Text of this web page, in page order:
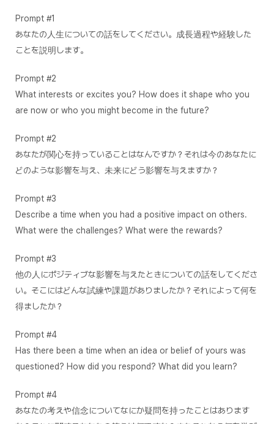
Prompt #1
あなたの人生についての話をしてください。成長過程や経験した
ことを説明します。
Prompt #2
What interests or excites you? How does it shape who you
are now or who you might become in the future?
Prompt #2
あなたが関心を持っていることはなんですか？それは今のあなたに
どのような影響を与え、未来にどう影響を与えますか？
Prompt #3
Describe a time when you had a positive impact on others.
What were the challenges? What were the rewards?
Prompt #3
他の人にポジティブな影響を与えたときについての話をしてくださ
い。そこにはどんな試練や課題がありましたか？それによって何を
得ましたか？
Prompt #4
Has there been a time when an idea or belief of yours was
questioned? How did you respond? What did you learn?
Prompt #4
あなたの考えや信念についてなにか疑問を持ったことはあります